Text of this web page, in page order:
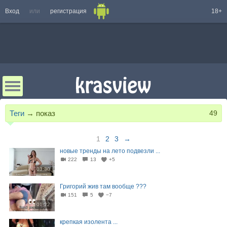
Вход или регистрация 18+
Теги → показ 49
1 2 3 →
03:30
новые тренды на лето подвезли ...
222 13 +5
01:22
Григорий жив там вообще ???
151 5 −7
крепкая изолента ...